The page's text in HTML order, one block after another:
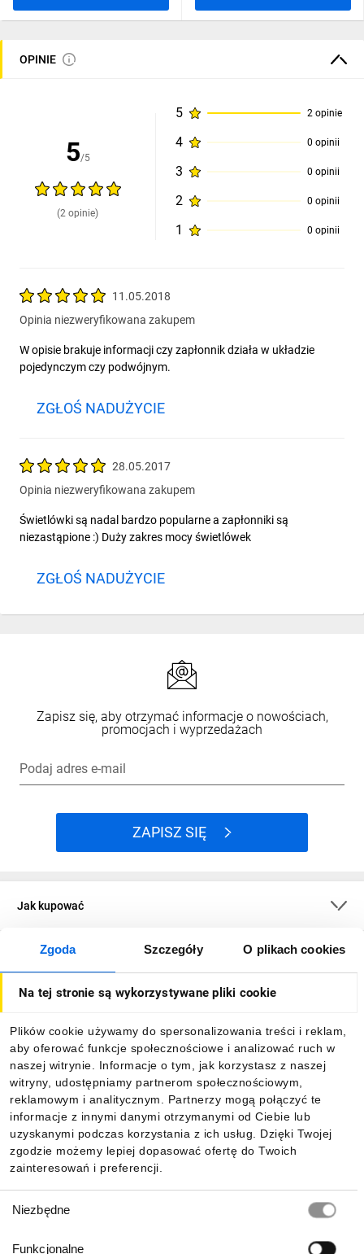
Zgoda Szczegóły O plikach cookies
Na tej stronie są wykorzystywane pliki cookie
Plików cookie używamy do spersonalizowania treści i reklam,
aby oferować funkcje społecznościowe i analizować ruch w
naszej witrynie. Informacje o tym, jak korzystasz z naszej
witryny, udostępniamy partnerom społecznościowym,
reklamowym i analitycznym. Partnerzy mogą połączyć te
informacje z innymi danymi otrzymanymi od Ciebie lub
uzyskanymi podczas korzystania z ich usług. Dzięki Twojej
zgodzie możemy lepiej dopasować ofertę do Twoich
zainteresowań i preferencji.
zgody
Niezbędne
Funkcjonalne
OPINIE
5/5
(2 opinie)
5 2 opinie
4 0 opinii
3 0 opinii
2 0 opinii
1 0 opinii
11.05.2018
Opinia niezweryfikowana zakupem
W opisie brakuje informacji czy zapłonnik działa w układzie
pojedynczym czy podwójnym.
ZGŁOŚ NADUŻYCIE
28.05.2017
Opinia niezweryfikowana zakupem
Świetlówki są nadal bardzo popularne a zapłonniki są
niezastąpione :) Duży zakres mocy świetlówek
ZGŁOŚ NADUŻYCIE
Zapisz się, aby otrzymać informacje o nowościach,
promocjach i wyprzedażach
Podaj adres e-mail
ZAPISZ SIĘ
Jak kupować
O firmie
Informacje
Pobierz naszą aplikację mobilną: